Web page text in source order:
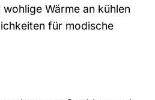
Wärme an kühlen
für modische